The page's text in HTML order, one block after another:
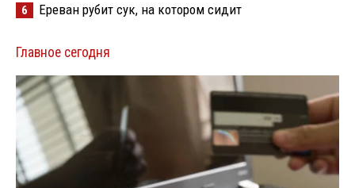
6 Ереван рубит сук, на котором сидит
Главное сегодня